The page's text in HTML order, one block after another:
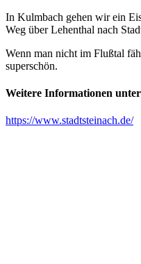
In Kulmbach gehen wir ein
Weg über Lehenthal nach
Wenn man nicht im Flußtal
superschön.
Weitere Informationen unter
https://www.stadtsteinach.de/